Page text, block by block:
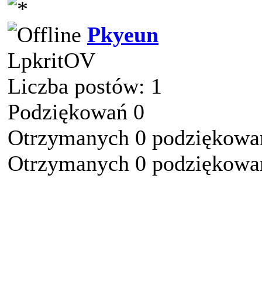
Pkyeun
LpkritOV
Liczba postów: 1
Podziękowań 0
Otrzymanych 0
Otrzymanych 0